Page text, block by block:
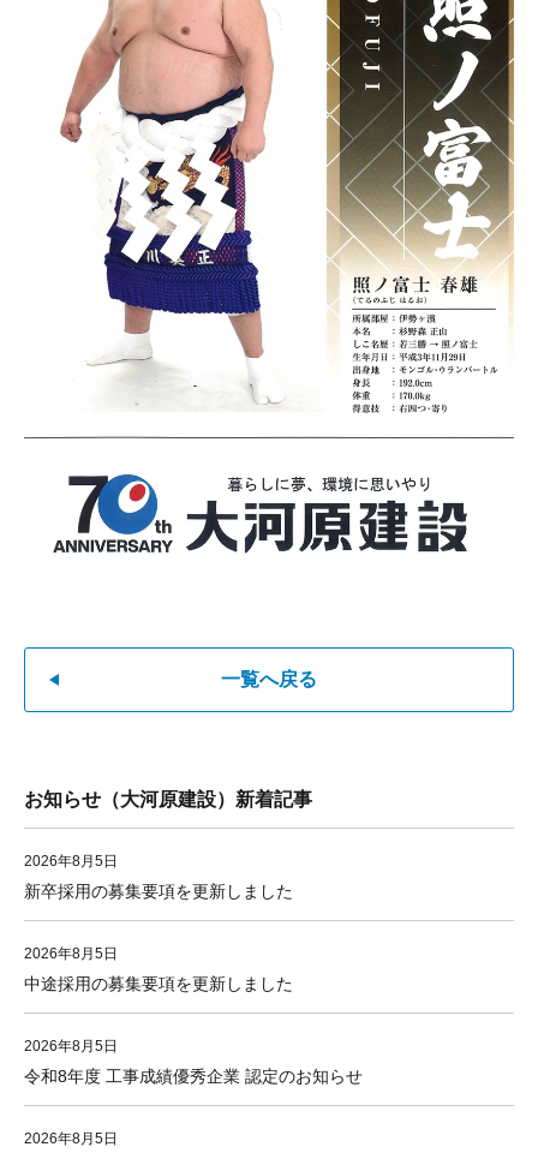
一覧へ戻る
お知らせ（大河原建設）新着記事
2026年8月5日
新卒採用の募集要項を更新しました
2026年8月5日
中途採用の募集要項を更新しました
2026年8月5日
令和8年度 工事成績優秀企業 認定のお知らせ
2026年8月5日